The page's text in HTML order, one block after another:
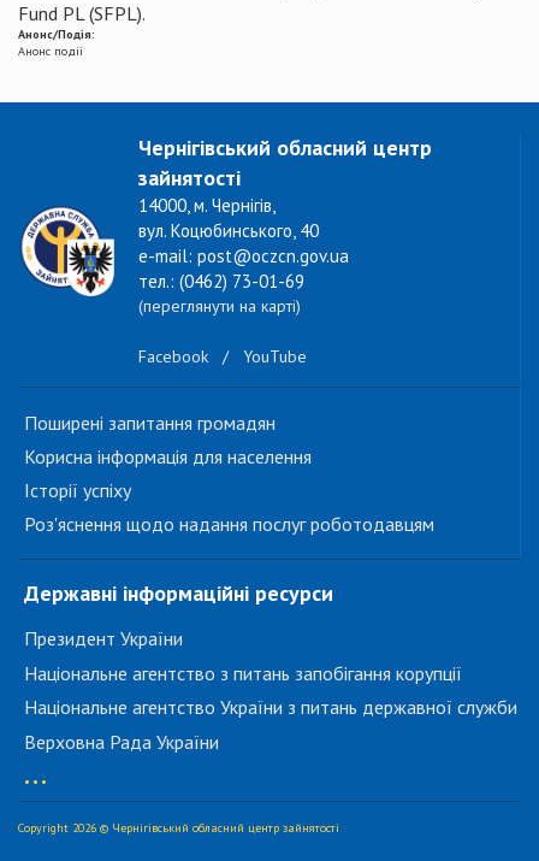
Fund PL (SFPL).
Анонс/Подія:
Анонс події
Чернігівський обласний центр
зайнятості
14000, м. Чернігів,
вул. Коцюбинського, 40
e-mail: post@oczcn.gov.ua
тел.: (0462) 73-01-69
(переглянути на карті)
Facebook / YouTube
Поширені запитання громадян
Корисна інформація для населення
Історії успіху
Роз'яснення щодо надання послуг роботодавцям
Державні інформаційні ресурси
Президент України
Національне агентство з питань запобігання корупції
Національне агентство України з питань державної служби
Верховна Рада України
...
Copyright 2026 © Чернігівський обласний центр зайнятості